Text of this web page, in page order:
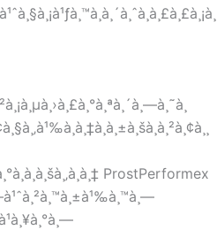
ProstPerformex